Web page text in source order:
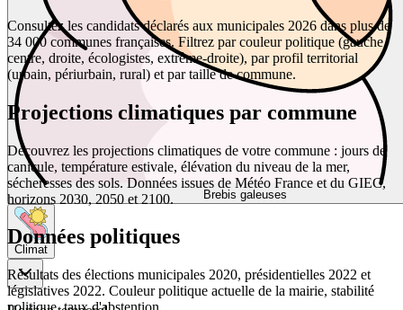
Brebis galeuses
Climat
Consultez les candidats déclarés aux municipales 2026 dans plus de
34 000 communes françaises. Filtrez par couleur politique (gauche,
centre, droite, écologistes, extrême-droite), par profil territorial
(urbain, périurbain, rural) et par taille de commune.
Projections climatiques par commune
Découvrez les projections climatiques de votre commune : jours de
canicule, température estivale, élévation du niveau de la mer,
sécheresses des sols. Données issues de Météo France et du GIEC,
horizons 2030, 2050 et 2100.
Données politiques
Résultats des élections municipales 2020, présidentielles 2022 et
législatives 2022. Couleur politique actuelle de la mairie, stabilité